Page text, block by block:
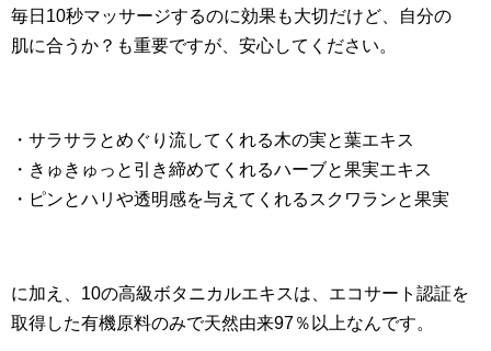
毎日10秒マッサージするのに効果も大切だけど、自分の
肌に合うか？も重要ですが、安心してください。
・サラサラとめぐり流してくれる木の実と葉エキス
・きゅきゅっと引き締めてくれるハーブと果実エキス
・ピンとハリや透明感を与えてくれるスクワランと果実
に加え、10の高級ボタニカルエキスは、エコサート認証を
取得した有機原料のみで天然由来97％以上なんです。